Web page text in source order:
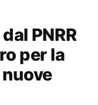
PNRR
per la